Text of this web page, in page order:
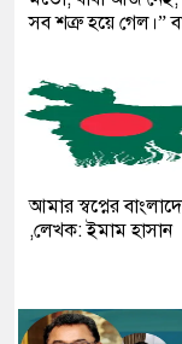
সব শত্রু হয়ে গেল।”
আমার স্বপ্নের
,লেখক: ইমাম হাসান